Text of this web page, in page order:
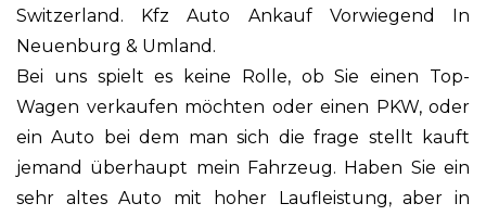
Switzerland. Kfz Auto Ankauf Vorwiegend In
Neuenburg & Umland.
Bei uns spielt es keine Rolle, ob Sie einen Top-
Wagen verkaufen möchten oder einen PKW, oder
ein Auto bei dem man sich die frage stellt kauft
jemand überhaupt mein Fahrzeug. Haben Sie ein
sehr altes Auto mit hoher Laufleistung, aber in